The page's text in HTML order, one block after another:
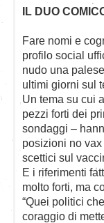
IL DUO
Fare nomi e
profilo social
nudo una
ultimi giorni sul
Un tema su cui
pezzi forti dei
sondaggi –
posizioni no
scettici sul
E i riferimenti
molto forti, ma
“Quei politici
coraggio di